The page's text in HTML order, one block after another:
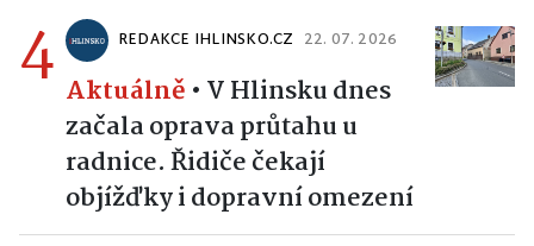
4 REDAKCE IHLINSKO.CZ 22. 07. 2026
Aktuálně • V Hlinsku dnes
začala oprava průtahu u
radnice. Řidiče čekají
objížďky i dopravní omezení